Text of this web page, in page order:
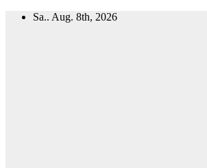
Zum
Sa.. Aug. 8th, 2026